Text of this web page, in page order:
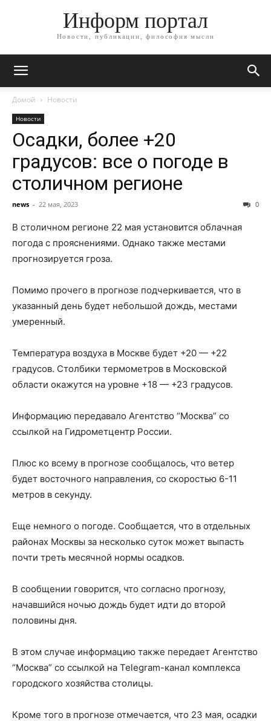
Информ портал
Новости, публикации, философия мысли
Домой Новости
Новости
Осадки, более +20
градусов: все о погоде в
столичном регионе
news - 22 мая, 2023 0
В столичном регионе 22 мая установится облачная
погода с прояснениями. Однако также местами
прогнозируется гроза.
Помимо прочего в прогнозе подчеркивается, что в
указанный день будет небольшой дождь, местами
умеренный.
Температура воздуха в Москве будет +20 — +22
градусов. Столбики термометров в Московской
области окажутся на уровне +18 — +23 градусов.
Информацию передавало Агентство “Москва” со
ссылкой на Гидрометцентр России.
Плюс ко всему в прогнозе сообщалось, что ветер
будет восточного направления, со скоростью 6-11
метров в секунду.
Еще немного о погоде. Сообщается, что в отдельных
районах Москвы за несколько суток может выпасть
почти треть месячной нормы осадков.
В сообщении говорится, что согласно прогнозу,
начавшийся ночью дождь будет идти до второй
половины дня.
В этом случае информацию также передает Агентство
“Москва” со ссылкой на Telegram-канал комплекса
городского хозяйства столицы.
Кроме того в прогнозе отмечается, что 23 мая, осадки